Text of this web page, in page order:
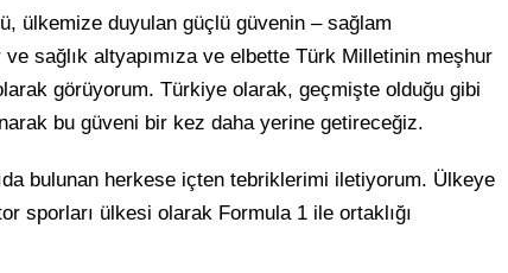
ülkemize duyulan güçlü güvenin – sağlam
sağlık altyapımıza ve elbette Türk Milletinin meşhur
görüyorum. Türkiye olarak, geçmişte olduğu gibi
bu güveni bir kez daha yerine getireceğiz.
bulunan herkese içten tebriklerimi iletiyorum. Ülkeye
sporları ülkesi olarak Formula 1 ile ortaklığı